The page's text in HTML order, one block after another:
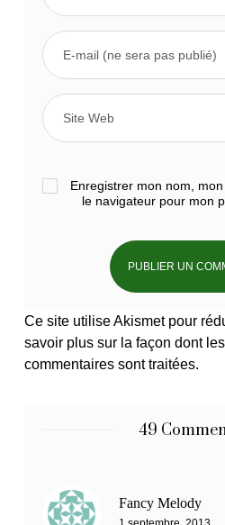
Enregistrer mon nom,
le navigateur pour mon
Ce site utilise Akismet pour
savoir plus sur la façon dont
commentaires sont traitées.
49
Fancy Melody